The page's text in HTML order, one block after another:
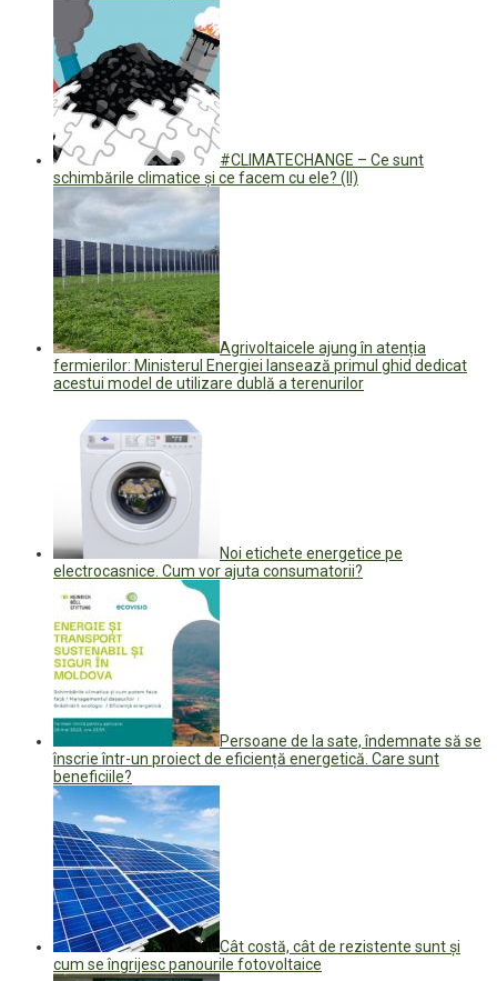
#CLIMATECHANGE – Ce sunt
schimbările climatice și ce facem cu ele? (II)
Agrivoltaicele ajung în atenția
fermierilor: Ministerul Energiei lansează primul ghid dedicat
acestui model de utilizare dublă a terenurilor
Noi etichete energetice pe
electrocasnice. Cum vor ajuta consumatorii?
Persoane de la sate, îndemnate să se
înscrie într-un proiect de eficiență energetică. Care sunt
beneficiile?
Cât costă, cât de rezistente sunt și
cum se îngrijesc panourile fotovoltaice